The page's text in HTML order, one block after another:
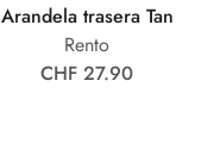
Arandela trasera Tan
Rento
CHF 27.90